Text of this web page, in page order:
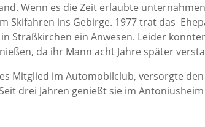
Wenn es die Zeit erlaubte
Skifahren ins Gebirge. 1977 trat das
Straßkirchen ein Anwesen. Leider
da ihr Mann acht Jahre später
Mitglied im Automobilclub, versorgte
drei Jahren genießt sie im